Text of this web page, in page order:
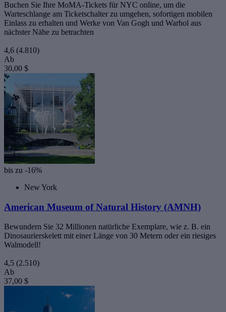
Buchen Sie Ihre MoMA-Tickets für NYC online, um die
Warteschlange am Ticketschalter zu umgehen, sofortigen mobilen
Einlass zu erhalten und Werke von Van Gogh und Warhol aus
nächster Nähe zu betrachten
4,6 (4.810)
Ab
30,00 $
bis zu -16%
New York
American Museum of Natural History (AMNH)
Bewundern Sie 32 Millionen natürliche Exemplare, wie z. B. ein
Dinosaurierskelett mit einer Länge von 30 Metern oder ein riesiges
Walmodell!
4,5 (2.510)
Ab
37,00 $